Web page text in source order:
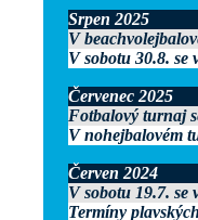
Srpen 2025
V
V sobotu 30.8. se
Červenec 2025
Fotbalový turnaj
V nohejbalovém
Červen 2024
V sobotu 19.7. se
Termíny